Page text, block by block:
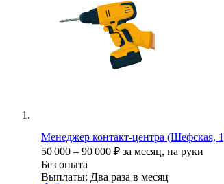
Менеджер контакт-центра (Шефская,
50 000 – 90 000 ₽ за месяц, на руки
Без опыта
Выплаты: Два раза в месяц